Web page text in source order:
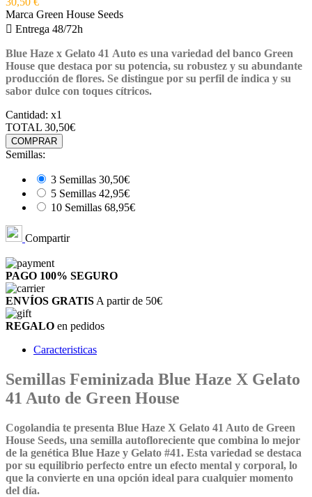
Marca Green House Seeds
 Entrega 48/72h
Blue Haze x Gelato 41 Auto es una variedad del banco Green
House que destaca por su potencia, su robustez y su abundante
producción de flores. Se distingue por su perfil de indica y su
sabor dulce con toques cítricos.
Cantidad: x1
TOTAL 30,50€
COMPRAR
Semillas:
3 Semillas 30,50€
5 Semillas 42,95€
10 Semillas 68,95€
Compartir
PAGO 100% SEGURO
ENVÍOS GRATIS A partir de 50€
REGALO en pedidos
Caracteristicas
Semillas Feminizada Blue Haze X Gelato
41 Auto de Green House
Cogolandia te presenta Blue Haze X Gelato 41 Auto de Green
House Seeds, una semilla autofloreciente que combina lo mejor
de la genética Blue Haze y Gelato #41. Esta variedad se destaca
por su equilibrio perfecto entre un efecto mental y corporal, lo
que la convierte en una opción ideal para cualquier momento
del día.